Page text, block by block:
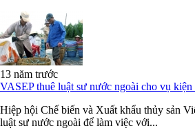
13 năm trước
VASEP thuê luật sư nước ngoài cho vụ
Hiệp hội Chế biến và Xuất khẩu thủy sản
luật sư nước ngoài để làm việc với...